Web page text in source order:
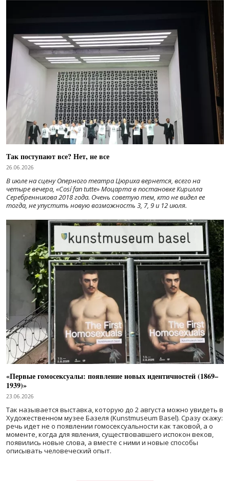
Так поступают все? Нет, не все
26.06.2026
В июле на сцену Оперного театра Цюриха вернется, всего на
четыре вечера, «Cosí fan tutte» Моцарта в постановке Кирилла
Серебренникова 2018 года. Очень советую тем, кто не видел ее
тогда, не упустить новую возможность 3, 7, 9 и 12 июля.
«Первые гомосексуалы: появление новых идентичностей (1869–
1939)»
23.06.2026
Так называется выставка, которую до 2 августа можно увидеть в
Художественном музее Базеля (Kunstmuseum Basel). Сразу скажу:
речь идет не о появлении гомосексуальности как таковой, а о
моменте, когда для явления, существовавшего испокон веков,
появились новые слова, а вместе с ними и новые способы
описывать человеческий опыт.